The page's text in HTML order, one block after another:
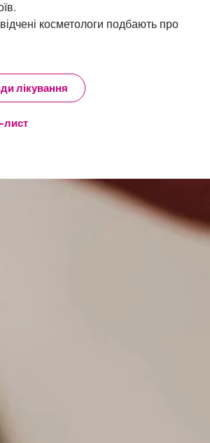
косметологи подбають про
лікування
лист